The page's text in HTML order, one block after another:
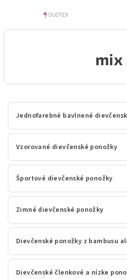
mix
Jednofarebné bavlnené
Vzorované dievčenské ponožky
Športové dievčenské ponožky
Zimné dievčenské ponožky
Dievčenské ponožky z bambusu
Dievčenské členkové a nízke